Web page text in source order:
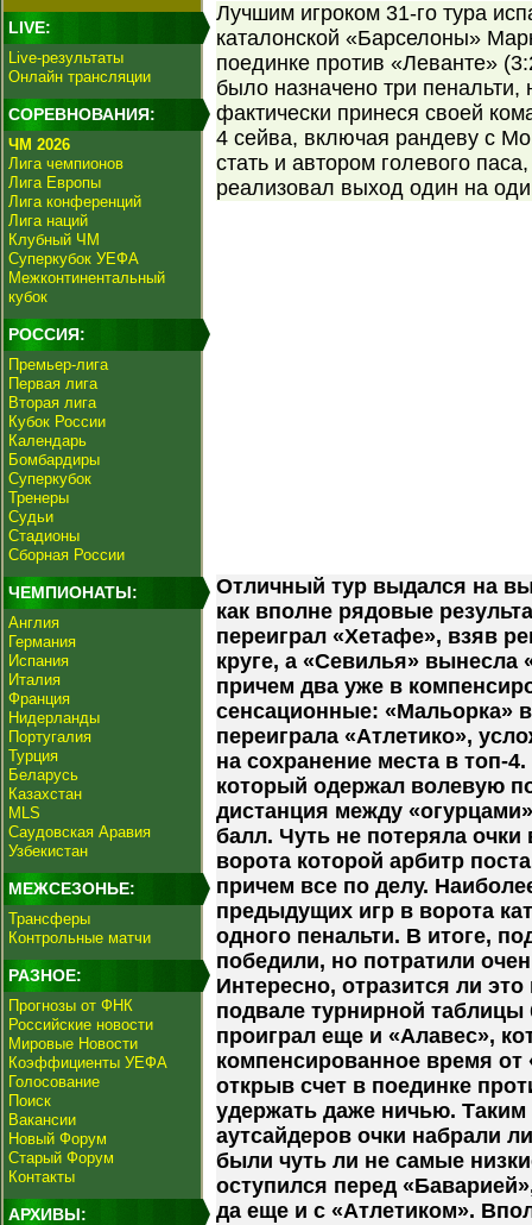
LIVE:
Live-результаты
Онлайн трансляции
СОРЕВНОВАНИЯ:
ЧМ 2026
Лига чемпионов
Лига Европы
Лига конференций
Лига наций
Клубный ЧМ
Суперкубок УЕФА
Межконтинентальный
кубок
РОССИЯ:
Премьер-лига
Первая лига
Вторая лига
Кубок России
Календарь
Бомбардиры
Суперкубок
Тренеры
Судьи
Стадионы
Сборная России
ЧЕМПИОНАТЫ:
Англия
Германия
Испания
Италия
Франция
Нидерланды
Португалия
Турция
Беларусь
Казахстан
MLS
Саудовская Аравия
Узбекистан
МЕЖСЕЗОНЬЕ:
Трансферы
Контрольные матчи
РАЗНОЕ:
Прогнозы от ФНК
Российские новости
Мировые Новости
Коэффициенты УЕФА
Голосование
Поиск
Вакансии
Новый Форум
Старый Форум
Контакты
АРХИВЫ:
Лучшим игроком 31-го тура
каталонской «Барселоны»
поединке против «Леванте»
было назначено три пенальти,
фактически принеся своей
4 сейва, включая рандеву с
стать и автором голевого
реализовал выход один на
Отличный тур выдался на
как вполне рядовые
переиграл «Хетафе», взяв
круге, а «Севилья» вынесла
причем два уже в
сенсационные: «Мальорка»
переиграла «Атлетико»,
на сохранение места в топ-
который одержал волевую
дистанция между
балл. Чуть не потеряла
ворота которой арбитр
причем все по делу.
предыдущих игр в ворота
одного пенальти. В итоге,
победили, но потратили
Интересно, отразится ли
подвале турнирной
проиграл еще и «Алавес»,
компенсированное время
открыв счет в поединке
удержать даже ничью. Таким
аутсайдеров очки набрали
были чуть ли не самые
оступился перед
да еще и с «Атлетиком».